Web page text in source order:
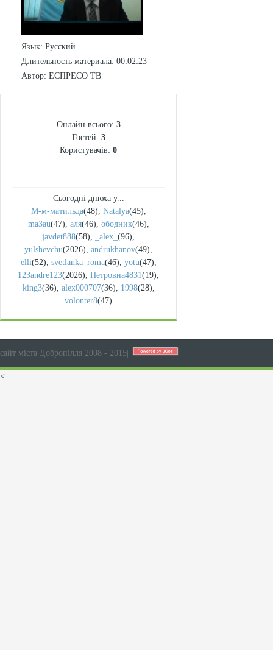
Язык: Русский
Длительность материала: 00:02:23
Автор: ЕСПРЕСО ТВ
Онлайн всього: 3
Гостей: 3
Користувачів: 0
Сьогодні днюха у...
М-м-матильда(48), Natalya(45),
ma3au(47), аля(46), ободник(46),
javdet888(58), _alex_ (96),
yulshevchu(2026), andrukhanov(49),
elli(52), svetlanka_roma(46), yotu(47),
123andre123(2026), Петровна4831(19),
king3(36), alex000707(36), 1998(28),
volonter8(47)
сайт міста Добропілля 2008 - 2015
<